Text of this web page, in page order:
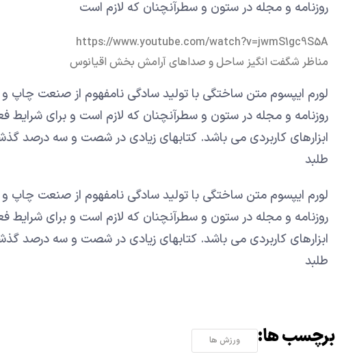
روزنامه و مجله در ستون و سطرآنچنان که لازم است
https://www.youtube.com/watch?v=jwmS1gc9S5A
مناظر شگفت انگیز ساحل و صداهای آرامش بخش اقیانوس
لورم ایپسوم متن ساختگی با تولید سادگی نامفهوم از صنعت چاپ
روزنامه و مجله در ستون و سطرآنچنان که لازم است و برای شرایط
ابزارهای کاربردی می باشد. کتابهای زیادی در شصت و سه درصد
طلبد
لورم ایپسوم متن ساختگی با تولید سادگی نامفهوم از صنعت چاپ
روزنامه و مجله در ستون و سطرآنچنان که لازم است و برای شرایط
ابزارهای کاربردی می باشد. کتابهای زیادی در شصت و سه درصد
طلبد
برچسب ها: ورزش ها